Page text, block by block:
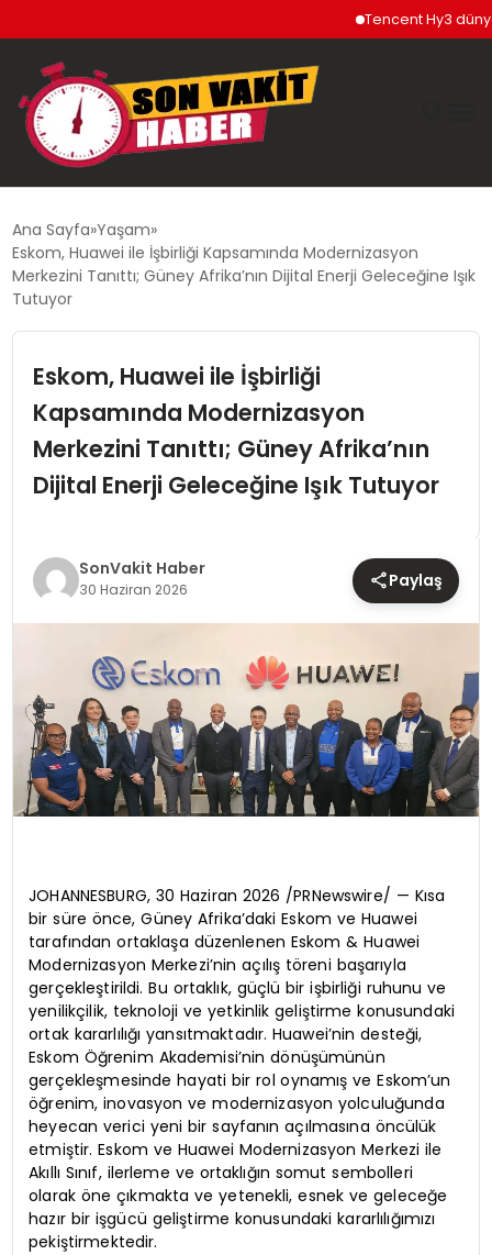
Tencent Hy3 dünya
SIYASET
DÜNYA
EKONOMI
SPOR
TEKNOLOJI
YAŞAM
Ana Sayfa Yaşam
Eskom, Huawei ile İşbirliği Kapsamında Modernizasyon
Merkezini Tanıttı; Güney Afrika’nın Dijital Enerji Geleceğine Işık
Tutuyor
Eskom, Huawei ile İşbirliği
Kapsamında Modernizasyon
Merkezini Tanıttı; Güney Afrika’nın
Dijital Enerji Geleceğine Işık Tutuyor
SonVakit Haber
30 Haziran 2026 Paylaş
JOHANNESBURG, 30 Haziran 2026 /PRNewswire/ — Kısa
bir süre önce, Güney Afrika’daki Eskom ve Huawei
tarafından ortaklaşa düzenlenen Eskom & Huawei
Modernizasyon Merkezi’nin açılış töreni başarıyla
gerçekleştirildi. Bu ortaklık, güçlü bir işbirliği ruhunu ve
yenilikçilik, teknoloji ve yetkinlik geliştirme konusundaki
ortak kararlılığı yansıtmaktadır. Huawei’nin desteği,
Eskom Öğrenim Akademisi’nin dönüşümünün
gerçekleşmesinde hayati bir rol oynamış ve Eskom’un
öğrenim, inovasyon ve modernizasyon yolculuğunda
heyecan verici yeni bir sayfanın açılmasına öncülük
etmiştir. Eskom ve Huawei Modernizasyon Merkezi ile
Akıllı Sınıf, ilerleme ve ortaklığın somut sembolleri
olarak öne çıkmakta ve yetenekli, esnek ve geleceğe
hazır bir işgücü geliştirme konusundaki kararlılığımızı
pekiştirmektedir.